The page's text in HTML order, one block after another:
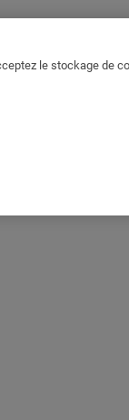
le stockage de